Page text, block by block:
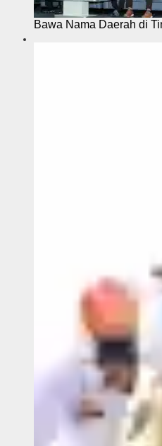
Bawa Nama Daerah di